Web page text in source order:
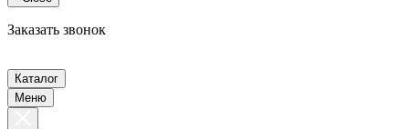
Заказать звонок
Каталог
Меню